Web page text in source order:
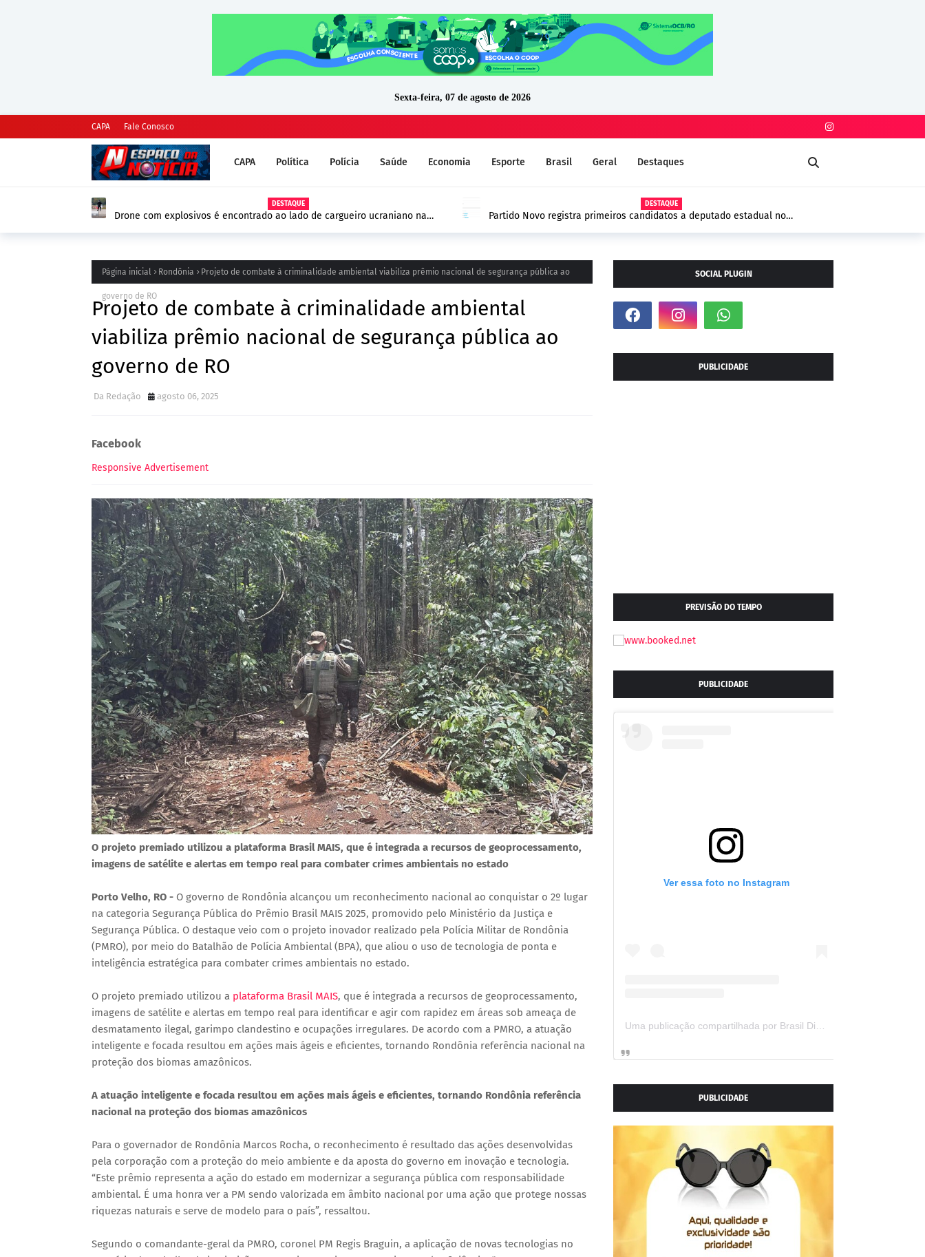
Sexta-feira, 07 de agosto de 2026
CAPA Fale Conosco
CAPA Política Polícia Saúde Economia Esporte Brasil Geral Destaques
DESTAQUE
Drone com explosivos é encontrado ao lado de cargueiro ucraniano na
DESTAQUE
Partido Novo registra primeiros candidatos a deputado estadual no
Página inicial Rondônia Projeto de combate à criminalidade ambiental viabiliza prêmio nacional de segurança pública ao
governo de RO
Projeto de combate à criminalidade ambiental
viabiliza prêmio nacional de segurança pública ao
governo de RO
Da Redação agosto 06, 2025
Facebook
Responsive Advertisement
O projeto premiado utilizou a plataforma Brasil MAIS, que é integrada a recursos de geoprocessamento,
imagens de satélite e alertas em tempo real para combater crimes ambientais no estado
Porto Velho, RO - O governo de Rondônia alcançou um reconhecimento nacional ao conquistar o 2º lugar
na categoria Segurança Pública do Prêmio Brasil MAIS 2025, promovido pelo Ministério da Justiça e
Segurança Pública. O destaque veio com o projeto inovador realizado pela Polícia Militar de Rondônia
(PMRO), por meio do Batalhão de Polícia Ambiental (BPA), que aliou o uso de tecnologia de ponta e
inteligência estratégica para combater crimes ambientais no estado.
O projeto premiado utilizou a plataforma Brasil MAIS, que é integrada a recursos de geoprocessamento,
imagens de satélite e alertas em tempo real para identificar e agir com rapidez em áreas sob ameaça de
desmatamento ilegal, garimpo clandestino e ocupações irregulares. De acordo com a PMRO, a atuação
inteligente e focada resultou em ações mais ágeis e eficientes, tornando Rondônia referência nacional na
proteção dos biomas amazônicos.
A atuação inteligente e focada resultou em ações mais ágeis e eficientes, tornando Rondônia referência
nacional na proteção dos biomas amazônicos
Para o governador de Rondônia Marcos Rocha, o reconhecimento é resultado das ações desenvolvidas
pela corporação com a proteção do meio ambiente e da aposta do governo em inovação e tecnologia.
“Este prêmio representa a ação do estado em modernizar a segurança pública com responsabilidade
ambiental. É uma honra ver a PM sendo valorizada em âmbito nacional por uma ação que protege nossas
riquezas naturais e serve de modelo para o país”, ressaltou.
Segundo o comandante-geral da PMRO, coronel PM Regis Braguin, a aplicação de novas tecnologias no
SOCIAL PLUGIN
PUBLICIDADE
PREVISÃO DO TEMPO
PUBLICIDADE
Ver essa foto no Instagram
PUBLICIDADE